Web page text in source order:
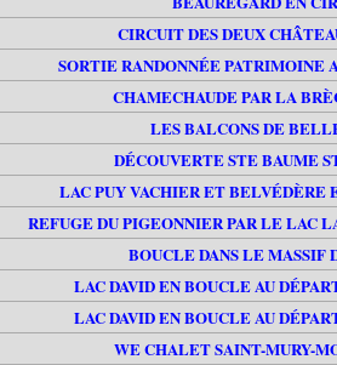
CIRCUIT DES DEUX
SORTIE RANDONNÉE PATRIMOINE
CHAMECHAUDE PAR LA
LES BALCONS DE
DÉCOUVERTE STE BAUME
LAC PUY VACHIER ET BELVÉDÈRE
REFUGE DU PIGEONNIER PAR LE LAC
BOUCLE DANS LE MASSIF
LAC DAVID EN BOUCLE AU
LAC DAVID EN BOUCLE AU
WE CHALET SAINT-MURY-